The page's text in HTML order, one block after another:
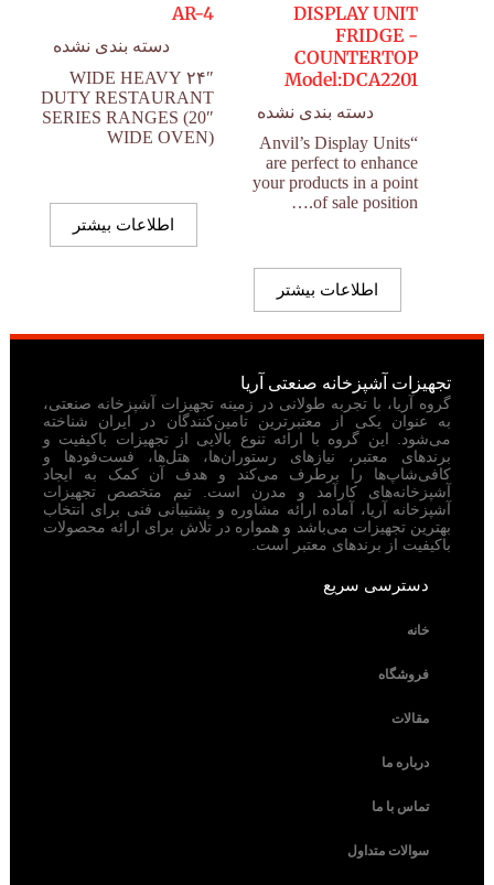
DISPLAY UNIT
FRIDGE -
COUNTERTOP
Model:DCA2201
دسته بندی نشده
“Anvil’s Display Units
are perfect to enhance
your products in a point
of sale position.…
اطلاعات بیشتر
AR-4
دسته بندی نشده
۲۴″ WIDE HEAVY
DUTY RESTAURANT
SERIES RANGES (20″
WIDE OVEN)
اطلاعات بیشتر
تجهیزات آشپزخانه صنعتی آریا
گروه آریا، با تجربه طولانی در زمینه تجهیزات آشپزخانه صنعتی،
به عنوان یکی از معتبرترین تامین‌کنندگان در ایران شناخته
می‌شود. این گروه با ارائه تنوع بالایی از تجهیزات باکیفیت و
برندهای معتبر، نیازهای رستوران‌ها، هتل‌ها، فست‌فودها و
کافی‌شاپ‌ها را برطرف می‌کند و هدف آن کمک به ایجاد
آشپزخانه‌های کارآمد و مدرن است. تیم متخصص تجهیزات
آشپزخانه آریا، آماده ارائه مشاوره و پشتیبانی فنی برای انتخاب
بهترین تجهیزات می‌باشد و همواره در تلاش برای ارائه محصولات
باکیفیت از برندهای معتبر است.
دسترسی سریع
خانه
فروشگاه
مقالات
درباره ما
تماس با ما
سوالات متداول